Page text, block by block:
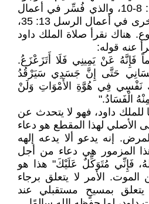
لأي منها. هناك مزمور 16: 8-10، والذي فُسِّر في أعمال
الرسل 2: 25-28، ومرة أخرى في أعمال الرسل 13: 35،
هناك نقرأ صلاة الملك داود
عنه قوله:
فَإِنَّهُ عَنْ يَمِينِي فَلَا أَتَزَعْزَعُ.
حَتَّى إِنَّ جَسَدِي سَيَرْقُدُ
نَفْسِي فِي هُوَّةِ الأَمْوَاتِ وَلَنْ
الْفَسَادُ."
للملك داود، فهو لا يتحدث عن
الأصلي لهذا المقطع هو دعاء
إنه يدعو ألا يدعه إلهه
المزمور هي دعاء من أجل
فَإِنِّي مُتَوَكِّلٌ عَلَيْكَ" هذا هو
الأمر لا يتعلق برجاء
يتعلق بمسيحٍ مستقبلي عند